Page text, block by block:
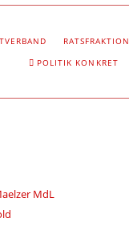
RATSFRAKTION
POLITIK KONKRET
MdL